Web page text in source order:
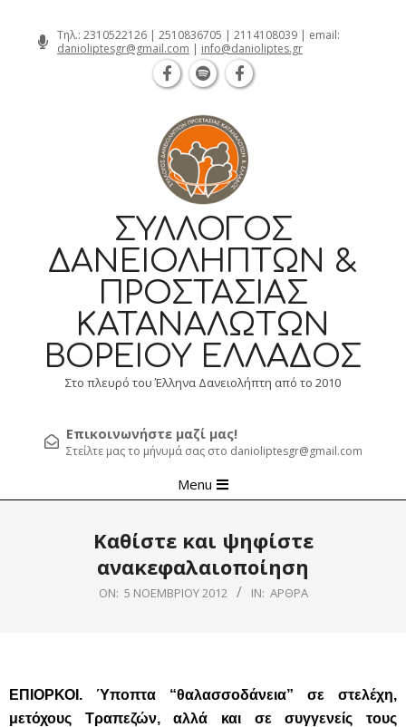
Τηλ.: 2310522126 | 2510836705 | 2114108039 | email:
danioliptesgr@gmail.com | info@danioliptes.gr
ΣΎΛΛΟΓΟΣ
ΔΑΝΕΙΟΛΗΠΤΏΝ &
ΠΡΟΣΤΑΣΊΑΣ
ΚΑΤΑΝΑΛΩΤΏΝ
ΒΟΡΕΊΟΥ ΕΛΛΆΔΟΣ
Στο πλευρό του Έλληνα Δανειολήπτη από το 2010
Επικοινωνήστε μαζί μας!
Στείλτε μας το μήνυμά σας στο danioliptesgr@gmail.com
Navigation
Menu
Καθίστε και ψηφίστε
ανακεφαλαιοποίηση
ON: 5 ΝΟΕΜΒΡΊΟΥ 2012 IN: ΆΡΘΡΑ
ΕΠΙΟΡΚΟΙ. Ύποπτα “θαλασσοδάνεια” σε στελέχη,
μετόχους Τραπεζών, αλλά και σε συγγενείς τους